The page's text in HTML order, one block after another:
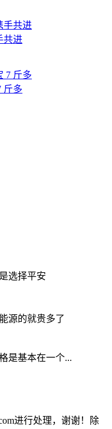
共进
斤多
选择平安
源的就贵多了
是基本在一个...
进行处理，谢谢！除